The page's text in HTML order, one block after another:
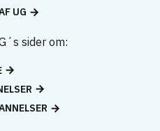
UG
sider om: